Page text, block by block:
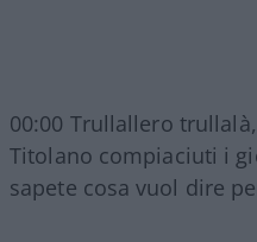
00:00 Trullallero
Titolano compiaciuti i
sapete cosa vuol dire